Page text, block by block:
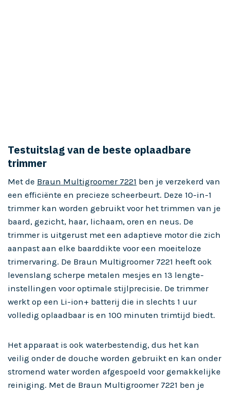
Testuitslag van de beste oplaadbare
trimmer
Met de Braun Multigroomer 7221 ben je verzekerd van
een efficiënte en precieze scheerbeurt. Deze 10-in-1
trimmer kan worden gebruikt voor het trimmen van je
baard, gezicht, haar, lichaam, oren en neus. De
trimmer is uitgerust met een adaptieve motor die zich
aanpast aan elke baarddikte voor een moeiteloze
trimervaring. De Braun Multigroomer 7221 heeft ook
levenslang scherpe metalen mesjes en 13 lengte-
instellingen voor optimale stijlprecisie. De trimmer
werkt op een Li-ion+ batterij die in slechts 1 uur
volledig oplaadbaar is en 100 minuten trimtijd biedt.
Het apparaat is ook waterbestendig, dus het kan
veilig onder de douche worden gebruikt en kan onder
stromend water worden afgespoeld voor gemakkelijke
reiniging. Met de Braun Multigroomer 7221 ben je